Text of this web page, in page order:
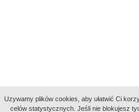
Uzywamy plików cookies, aby ułatwić Ci
celów statystycznych. Jeśli nie blokujesz